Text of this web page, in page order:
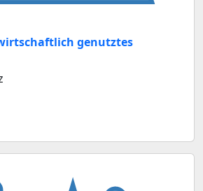
genutztes